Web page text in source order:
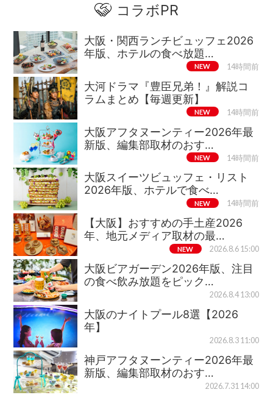
コラボPR
大阪・関西ランチビュッフェ2026
年版、ホテルの食べ放題…
NEW 14時間前
大河ドラマ『豊臣兄弟！』解説コ
ラムまとめ【毎週更新】
NEW 14時間前
大阪アフタヌーンティー2026年最
新版、編集部取材のおす…
NEW 14時間前
大阪スイーツビュッフェ・リスト
2026年版、ホテルで食べ…
NEW 14時間前
【大阪】おすすめの手土産2026
年、地元メディア取材の最…
NEW 2026.8.6 15:00
大阪ビアガーデン2026年版、注目
の食べ飲み放題をピック…
2026.8.4 13:00
大阪のナイトプール8選【2026
年】
2026.8.3 11:00
神戸アフタヌーンティー2026年最
新版、編集部取材のおす…
2026.7.31 14:00